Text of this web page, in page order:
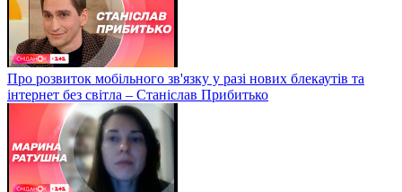
Про розвиток мобільного зв'язку у разі нових блекаутів та
інтернет без світла – Станіслав Прибитько